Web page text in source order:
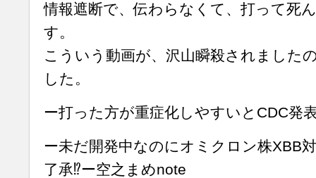
情報遮断で、伝わらなくて、打って死
す。
こういう動画が、沢山瞬殺されました
した。
ー打った方が重症化しやすいとCDC発
ー未だ開発中なのにオミクロン株XBB
了承⁉︎ー空之まめnote